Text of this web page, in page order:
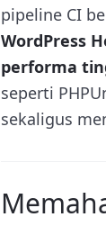
pipeline CI
WordPress
performa
seperti
sekaligus